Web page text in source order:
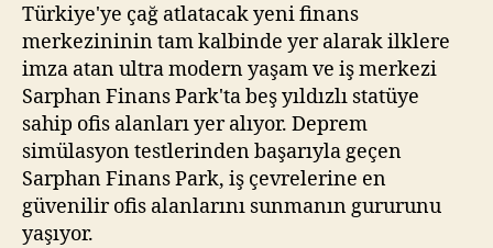
Türkiye'ye çağ atlatacak yeni finans
merkezininin tam kalbinde yer alarak ilklere
imza atan ultra modern yaşam ve iş merkezi
Sarphan Finans Park'ta beş yıldızlı statüye
sahip ofis alanları yer alıyor. Deprem
simülasyon testlerinden başarıyla geçen
Sarphan Finans Park, iş çevrelerine en
güvenilir ofis alanlarını sunmanın gururunu
yaşıyor.